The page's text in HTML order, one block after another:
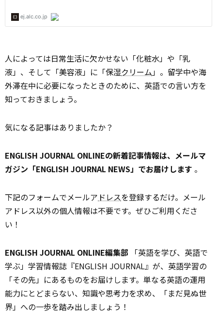
人によっては日常生活に欠かせない「化粧水」や「乳
液」、そして「美容液」に「保湿クリーム」。留学中や海
外滞在中に必要になったときのために、英語での言い方を
知っておきましょう。
気になる記事はありましたか？
ENGLISH JOURNAL ONLINEの新着記事情報は、メールマ
ガジン「ENGLISH JOURNAL NEWS」でお届けします 。
下記のフォームでメールア ドレスを登録するだけ。メール
アドレス以外の個人情報は不要です。ぜひご利用くださ
い！
ENGLISH JOURNAL ONLINE編集部 「英語を学び、英語で
学ぶ」学習情報誌『ENGLISH JOURNAL』が、英語学習の
「その先」にあるものをお届けします。単なる英語の運用
能力にとどまらない、知識や思考力を求め、「まだ見ぬ世
界」への一歩を踏み出しましょう！